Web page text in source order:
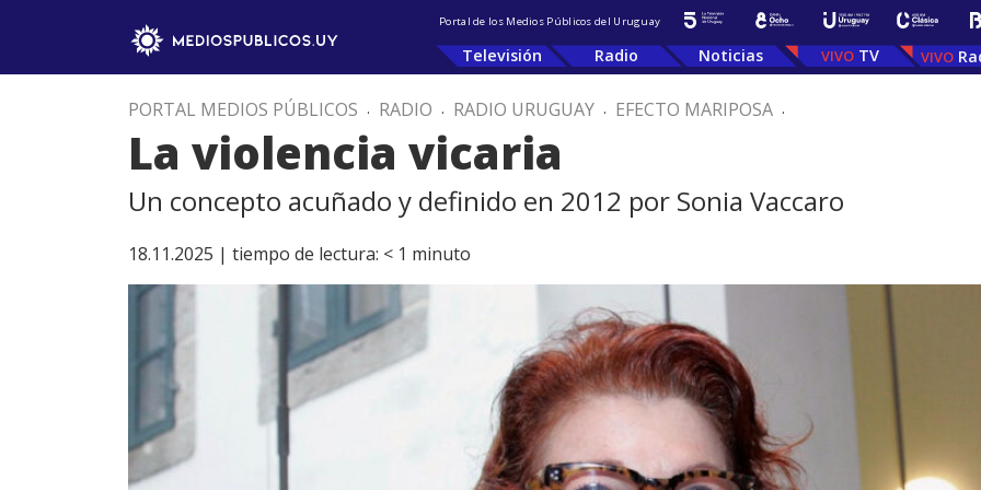
Portal de los Medios Públicos del Uruguay
Televisión Radio Noticias TV
PORTAL MEDIOS PÚBLICOS . RADIO . RADIO URUGUAY . EFECTO MARIPOSA .
La violencia vicaria
Un concepto acuñado y definido en 2012 por Sonia Vaccaro
18.11.2025 | tiempo de lectura: < 1 minuto